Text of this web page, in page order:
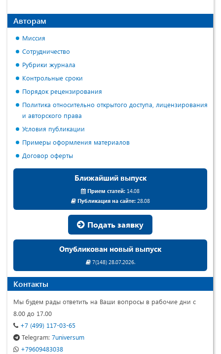
Авторам
Миссия
Сотрудничество
Рубрики журнала
Контрольные сроки
Порядок рецензирования
Политика относительно открытого доступа, лицензирования
и авторского права
Условия публикации
Примеры оформления материалов
Договор оферты
Ближайший выпуск
Прием статей: 14.08
Публикация на сайте:28.08
Подать заявку
Опубликован новый выпуск
7(148) 28.07.2026.
Контакты
Мы будем рады ответить на Ваши вопросы в рабочие дни с
8.00 до 17.00
+7 (499) 117-03-65
Telegram: 7universum
+79609483038